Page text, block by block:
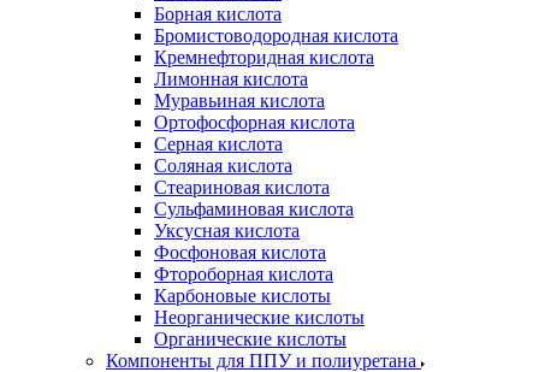
Борная кислота
Бромистоводородная кислота
Кремнефторидная кислота
Лимонная кислота
Муравьиная кислота
Ортофосфорная кислота
Серная кислота
Соляная кислота
Стеариновая кислота
Сульфаминовая кислота
Уксусная кислота
Фосфоновая кислота
Фтороборная кислота
Карбоновые кислоты
Неорганические кислоты
Органические кислоты
Компоненты для ППУ и полиуретана